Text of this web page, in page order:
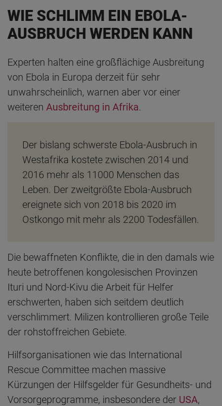
WIE SCHLIMM EIN EBOLA-
AUSBRUCH WERDEN KANN
Experten halten eine großflächige Ausbreitung
von Ebola in Europa derzeit für sehr
unwahrscheinlich, warnen aber vor einer
weiteren Ausbreitung in Afrika.
Der bislang schwerste Ebola-Ausbruch in
Westafrika kostete zwischen 2014 und
2016 mehr als 11000 Menschen das
Leben. Der zweitgrößte Ebola-Ausbruch
ereignete sich von 2018 bis 2020 im
Ostkongo mit mehr als 2200 Todesfällen.
Die bewaffneten Konflikte, die in den damals wie
heute betroffenen kongolesischen Provinzen
Ituri und Nord-Kivu die Arbeit für Helfer
erschwerten, haben sich seitdem deutlich
verschlimmert. Milizen kontrollieren große Teile
der rohstoffreichen Gebiete.
Hilfsorganisationen wie das International
Rescue Committee machen massive
Kürzungen der Hilfsgelder für Gesundheits- und
Vorsorgeprogramme, insbesondere der USA,